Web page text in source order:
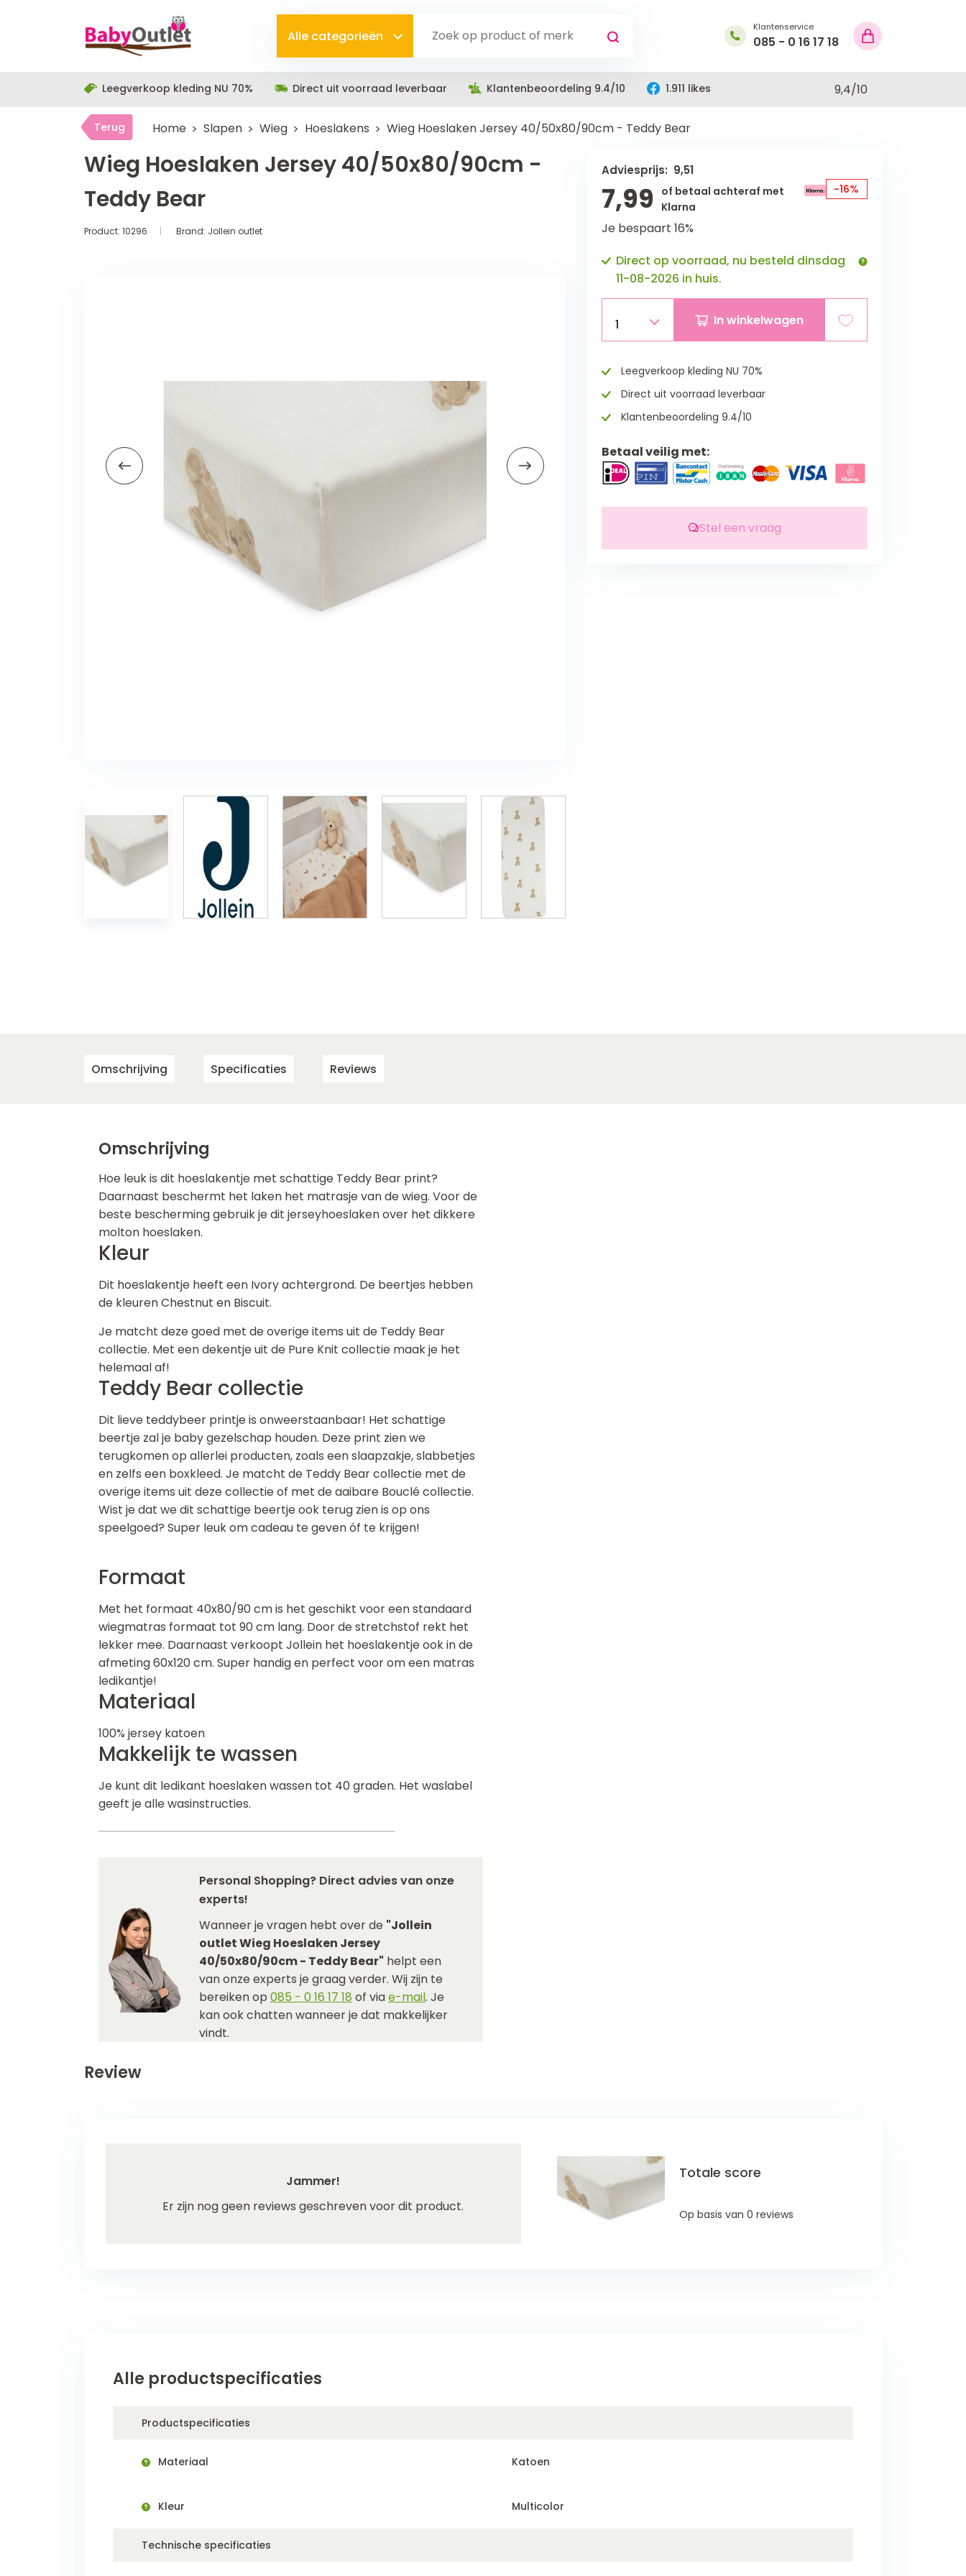
Alle categorieën
Klantenservice
085 - 0 16 17 18
Leegverkoop kleding NU 70% Direct uit voorraad leverbaar Klantenbeoordeling 9.4/10 1.911 likes 9,4/10
Terug Home Slapen Wieg Hoeslakens Wieg Hoeslaken Jersey 40/50x80/90cm - Teddy Bear
Wieg Hoeslaken Jersey 40/50x80/90cm -
Teddy Bear
Product: 10296 Brand: Jollein outlet
Adviesprijs: 9,51
7,99
of betaal achteraf met
Klarna
-16%
Je bespaart 16%
Direct op voorraad, nu besteld dinsdag
11-08-2026 in huis.
1 In winkelwagen
Leegverkoop kleding NU 70%
Direct uit voorraad leverbaar
Klantenbeoordeling 9.4/10
Betaal veilig met:
Stel een vraag
Omschrijving Specificaties Reviews
Omschrijving
Hoe leuk is dit hoeslakentje met schattige Teddy Bear print?
Daarnaast beschermt het laken het matrasje van de wieg. Voor de
beste bescherming gebruik je dit jerseyhoeslaken over het dikkere
molton hoeslaken.
Kleur
Dit hoeslakentje heeft een Ivory achtergrond. De beertjes hebben
de kleuren Chestnut en Biscuit.
Je matcht deze goed met de overige items uit de Teddy Bear
collectie. Met een dekentje uit de Pure Knit collectie maak je het
helemaal af!
Teddy Bear collectie
Dit lieve teddybeer printje is onweerstaanbaar! Het schattige
beertje zal je baby gezelschap houden. Deze print zien we
terugkomen op allerlei producten, zoals een slaapzakje, slabbetjes
en zelfs een boxkleed. Je matcht de Teddy Bear collectie met de
overige items uit deze collectie of met de aaibare Bouclé collectie.
Wist je dat we dit schattige beertje ook terug zien is op ons
speelgoed? Super leuk om cadeau te geven óf te krijgen!
Formaat
Met het formaat 40x80/90 cm is het geschikt voor een standaard
wiegmatras formaat tot 90 cm lang. Door de stretchstof rekt het
lekker mee. Daarnaast verkoopt Jollein het hoeslakentje ook in de
afmeting 60x120 cm. Super handig en perfect voor om een matras
ledikantje!
Materiaal
100% jersey katoen
Makkelijk te wassen
Je kunt dit ledikant hoeslaken wassen tot 40 graden. Het waslabel
geeft je alle wasinstructies.
Personal Shopping? Direct advies van onze
experts!
Wanneer je vragen hebt over de "Jollein
outlet Wieg Hoeslaken Jersey
40/50x80/90cm - Teddy Bear" helpt een
van onze experts je graag verder. Wij zijn te
bereiken op 085 - 0 16 17 18 of viae-mail. Je
kan ook chatten wanneer je dat makkelijker
vindt.
Review
Jammer!
Er zijn nog geen reviews geschreven voor dit product.
Totale score
Op basis van 0 reviews
Alle productspecificaties
Productspecificaties
Materiaal Katoen
Kleur Multicolor
Technische specificaties